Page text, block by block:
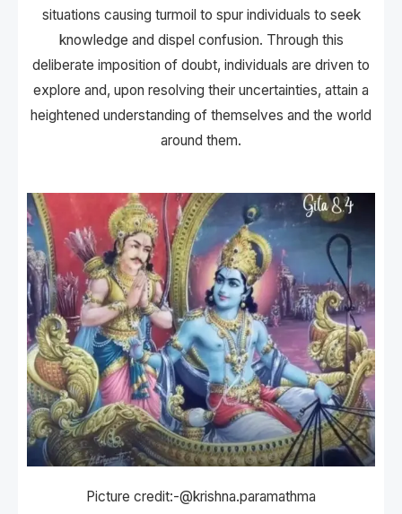
situations causing turmoil to spur individuals to seek
knowledge and dispel confusion. Through this
deliberate imposition of doubt, individuals are driven to
explore and, upon resolving their uncertainties, attain a
heightened understanding of themselves and the world
around them.
Picture credit:-@krishna.paramathma